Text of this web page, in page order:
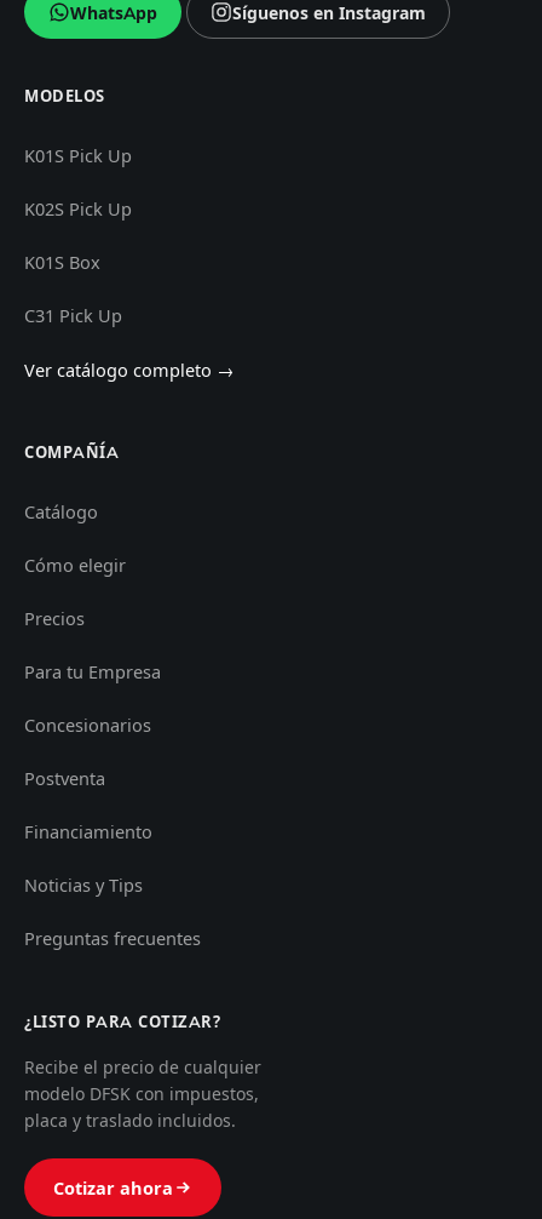
WhatsApp Síguenos en Instagram
MODELOS
K01S Pick Up
K02S Pick Up
K01S Box
C31 Pick Up
Ver catálogo completo →
COMPAÑÍA
Catálogo
Cómo elegir
Precios
Para tu Empresa
Concesionarios
Postventa
Financiamiento
Noticias y Tips
Preguntas frecuentes
¿LISTO PARA COTIZAR?
Recibe el precio de cualquier
modelo DFSK con impuestos,
placa y traslado incluidos.
Cotizar ahora